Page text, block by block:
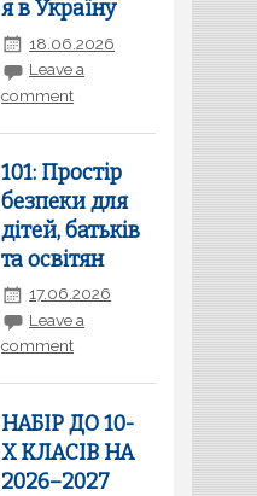
я в Україну
18.06.2026
Leave a
comment
101: Простір
безпеки для
дітей, батьків
та освітян
17.06.2026
Leave a
comment
НАБІР ДО 10-
Х КЛАСІВ НА
2026–2027